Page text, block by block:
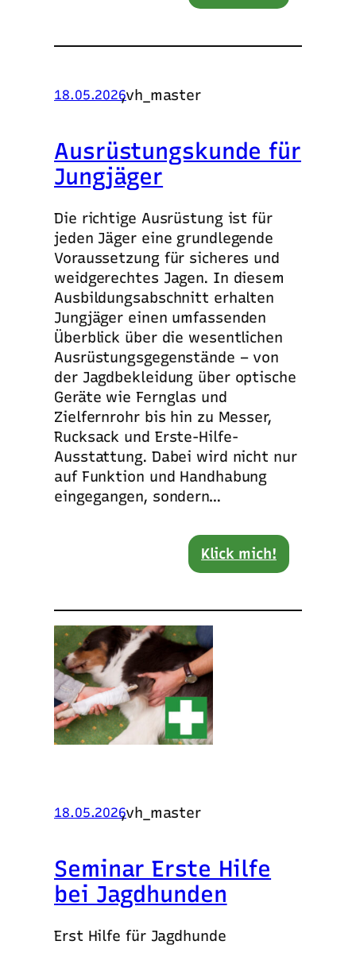
18.05.2026
,vh_master
Ausrüstungskunde für
Jungjäger
Die richtige Ausrüstung ist für
jeden Jäger eine grundlegende
Voraussetzung für sicheres und
weidgerechtes Jagen. In diesem
Ausbildungsabschnitt erhalten
Jungjäger einen umfassenden
Überblick über die wesentlichen
Ausrüstungsgegenstände – von
der Jagdbekleidung über optische
Geräte wie Fernglas und
Zielfernrohr bis hin zu Messer,
Rucksack und Erste-Hilfe-
Ausstattung. Dabei wird nicht nur
auf Funktion und Handhabung
eingegangen, sondern…
Klick mich!
18.05.2026
,vh_master
Seminar Erste Hilfe
bei Jagdhunden
Erst Hilfe für Jagdhunde